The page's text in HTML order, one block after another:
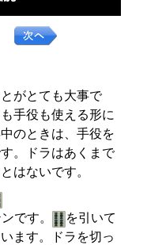
がとても大事で
手役も使える形に
のときは、手役を
。ドラはあくまで
はないです。
です。
を引いて
ます。ドラを切っ